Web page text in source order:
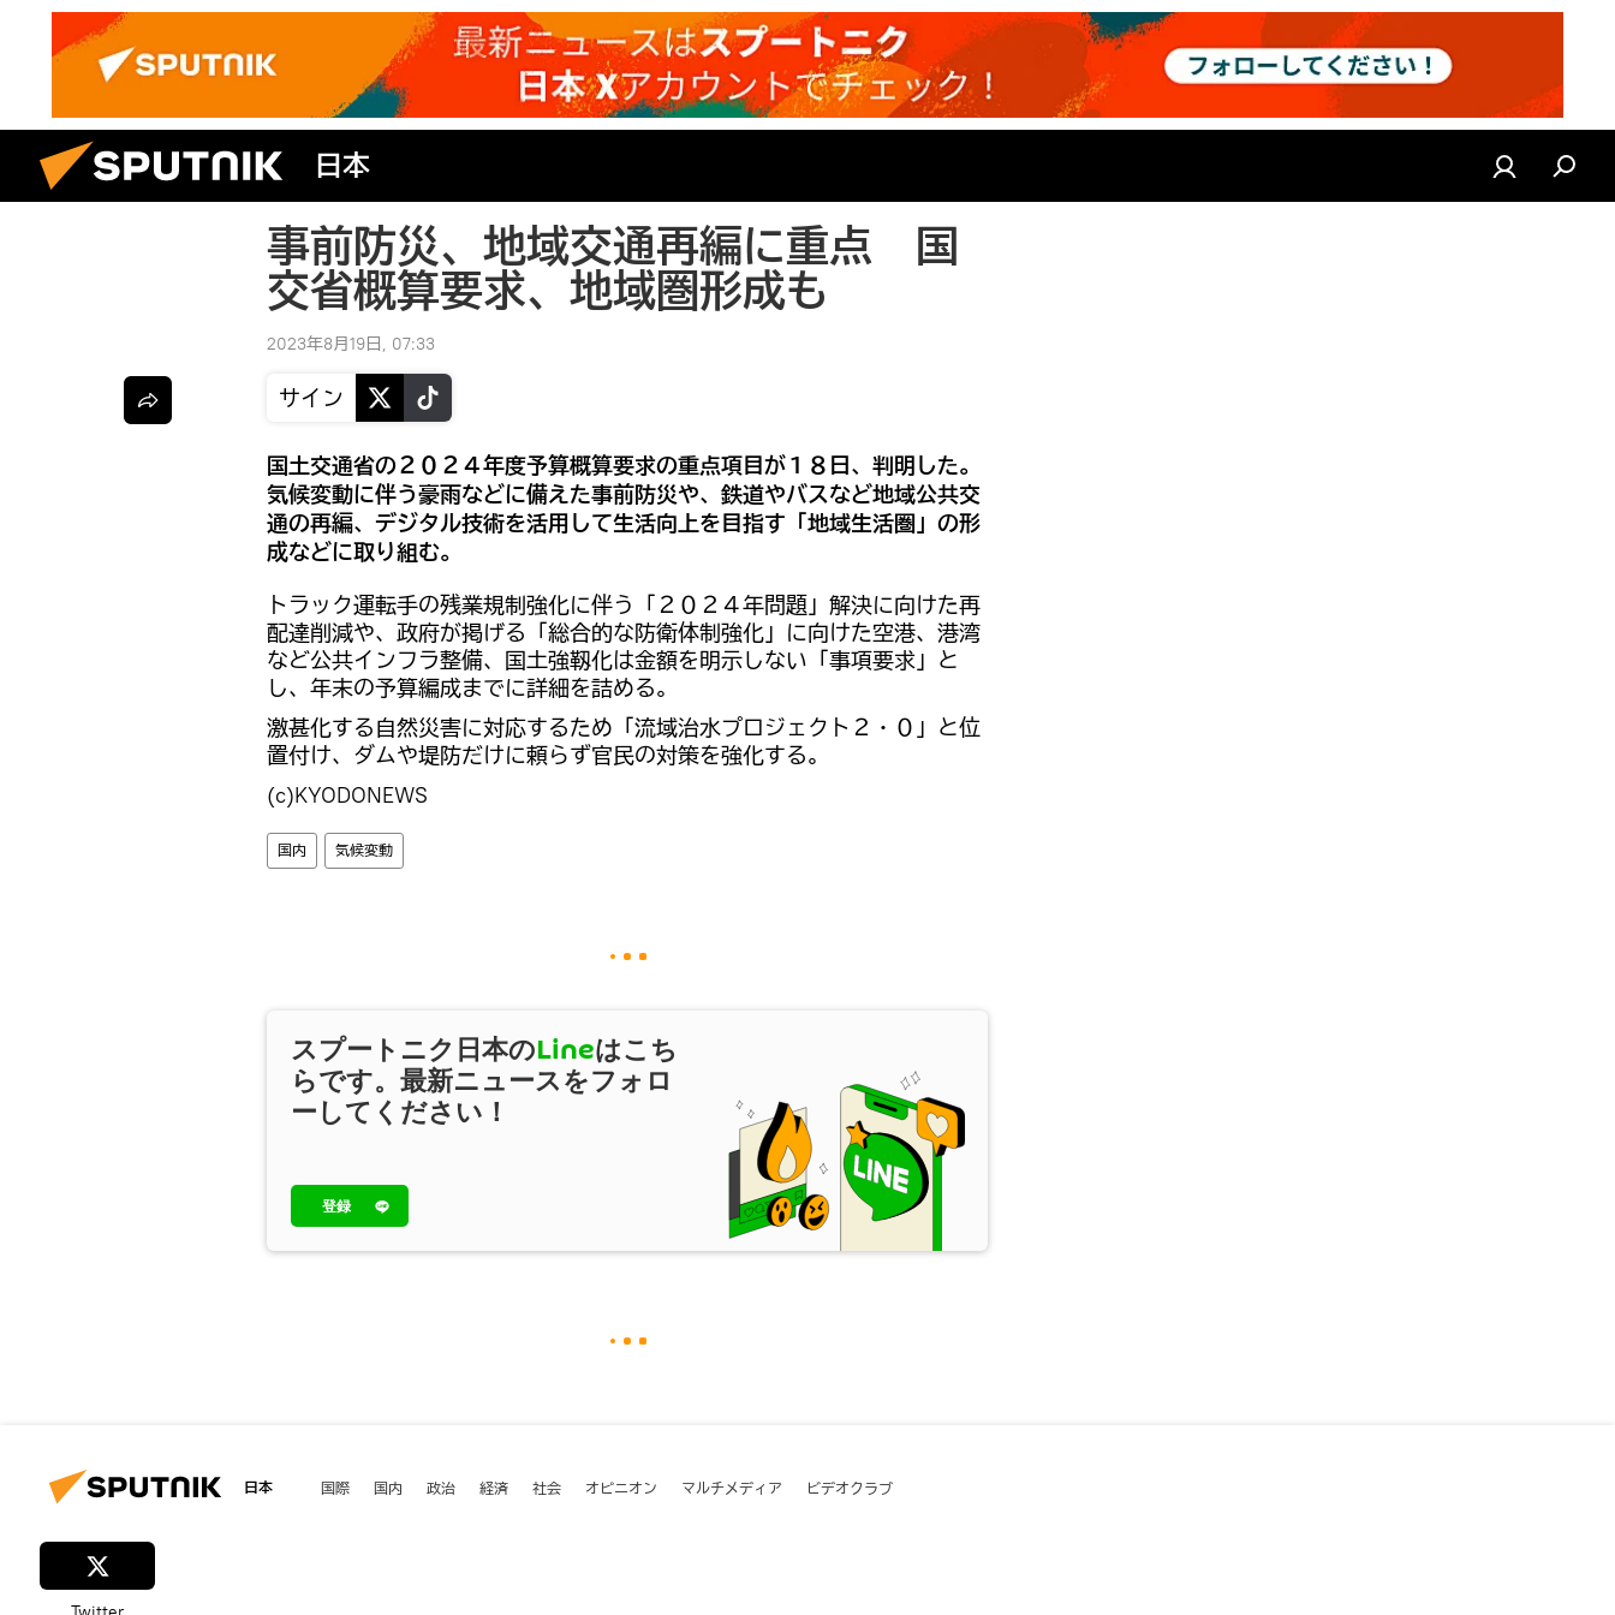
日本
事前防災、地域交通再編に重点 国
交省概算要求、地域圏形成も
2023年8月19日, 07:33
サイン
国土交通省の２０２４年度予算概算要求の重点項目が１８日、判明した。
気候変動に伴う豪雨などに備えた事前防災や、鉄道やバスなど地域公共交
通の再編、デジタル技術を活用して生活向上を目指す「地域生活圏」の形
成などに取り組む。
トラック運転手の残業規制強化に伴う「２０２４年問題」解決に向けた再
配達削減や、政府が掲げる「総合的な防衛体制強化」に向けた空港、港湾
など公共インフラ整備、国土強靱化は金額を明示しない「事項要求」と
し、年末の予算編成までに詳細を詰める。
激甚化する自然災害に対応するため「流域治水プロジェクト２・０」と位
置付け、ダムや堤防だけに頼らず官民の対策を強化する。
(c)KYODONEWS
国内 気候変動
スプートニク日本のLineはこち
らです。最新ニュースをフォロ
ーしてください！
登録
日本 国際 国内 政治 経済 社会 オピニオン マルチメディア ビデオクラブ